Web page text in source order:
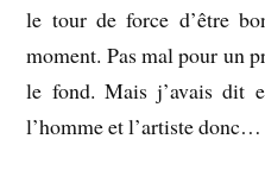
le tour de force d’être
moment. Pas mal pour un
le fond. Mais j’avais dit
l’homme et l’artiste donc…